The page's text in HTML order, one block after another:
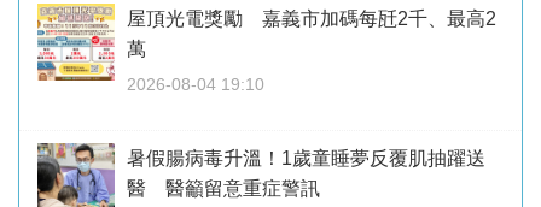
屋頂光電獎勵 嘉義市加碼每瓩2千、最高2
萬
2026-08-04 19:10
暑假腸病毒升溫！1歲童睡夢反覆肌抽躍送
醫 醫籲留意重症警訊